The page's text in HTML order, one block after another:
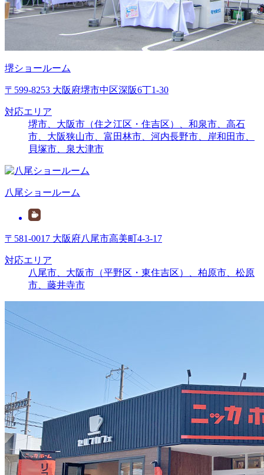
堺ショールーム
〒599-8253 大阪府堺市中区深阪6丁1-30
対応エリア
堺市、大阪市（住之江区・住吉区）、和泉市、高石
市、大阪狭山市、富田林市、河内長野市、岸和田市、
貝塚市、泉大津市
八尾ショールーム
〒581-0017 大阪府八尾市高美町4-3-17
対応エリア
八尾市、大阪市（平野区・東住吉区）、柏原市、松原
市、藤井寺市